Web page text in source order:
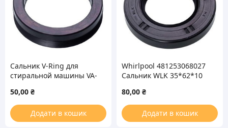
Сальник V-Ring для
стиральной машины VA-
50,00 ₴
Додати в кошик
Whirlpool 481253068027
Сальник WLK 35*62*10
80,00 ₴
Додати в кошик